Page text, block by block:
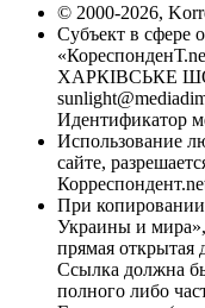
© 2000-2026,
Субъект в сфере
ХАРКІВСЬКЕ
Идентификатор
Использование
сайте,
При
Украины и мира»,
прямая открытая
Ссылка должна
полного либо